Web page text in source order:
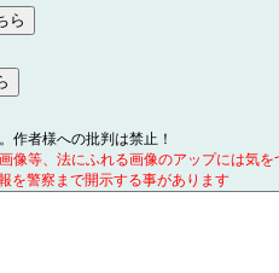
作者様への批判は禁止！
像等、法にふれる画像のアップには気
を警察まで開示する事があります